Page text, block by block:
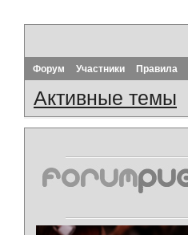
Форум Участники Правила
Активные темы